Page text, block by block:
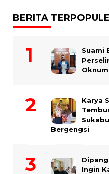
BERITA
Suami
Karya
Bergengsi
Ingin